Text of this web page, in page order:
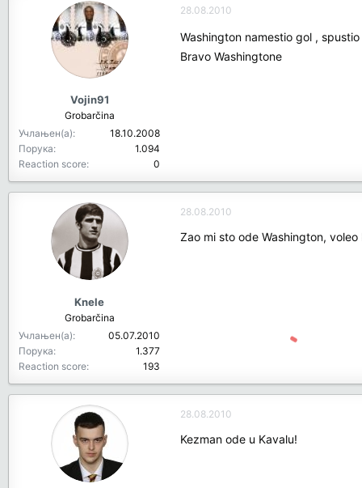
Vojin91
Grobarčina
Учлањен(а)
18.10.2008
Порука
1.094
Reaction score
0
28.08.2010
Washington namestio gol ,
Bravo Washingtone
Knele
Grobarčina
Учлањен(а)
05.07.2010
Порука
1.377
Reaction score
193
28.08.2010
Zao mi sto ode Washington,
28.08.2010
Kezman ode u Kavalu!